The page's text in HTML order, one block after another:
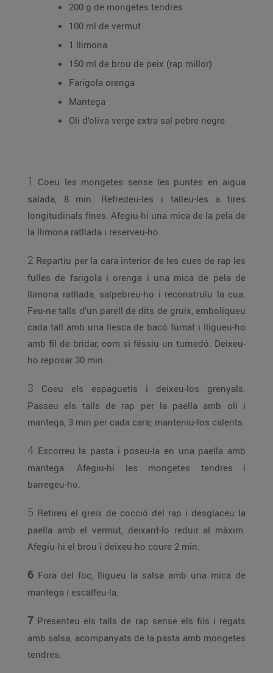
200 g de mongetes tendres
100 ml de vermut
1 llimona
150 ml de brou de peix (rap millor)
Farigola orenga
Mantega
Oli d’oliva verge extra sal pebre negre
1 Coeu les mongetes sense les puntes en aigua
salada, 8 min. Refredeu-les i talleu-les a tires
longitudinals fines. Afegiu-hi una mica de la pela de
la llimona ratllada i reserveu-ho.
2 Repartiu per la cara interior de les cues de rap les
fulles de farigola i orenga i una mica de pela de
llimona ratllada, salpebreu-ho i reconstruïu la cua.
Feu-ne talls d’un parell de dits de gruix, emboliqueu
cada tall amb una llesca de bacó fumat i lligueu-ho
amb fil de bridar, com si féssiu un turnedó. Deixeu-
ho reposar 30 min.
3 Coeu els espaguetis i deixeu-los grenyals.
Passeu els talls de rap per la paella amb oli i
mantega, 3 min per cada cara; manteniu-los calents.
4 Escorreu la pasta i poseu-la en una paella amb
mantega. Afegiu-hi les mongetes tendres i
barregeu-ho.
5 Retireu el greix de cocció del rap i desglaceu la
paella amb el vermut, deixant-lo reduir al màxim.
Afegiu-hi el brou i deixeu-ho coure 2 min.
6 Fora del foc, lligueu la salsa amb una mica de
mantega i escalfeu-la.
7 Presenteu els talls de rap sense els fils i regats
amb salsa, acompanyats de la pasta amb mongetes
tendres.